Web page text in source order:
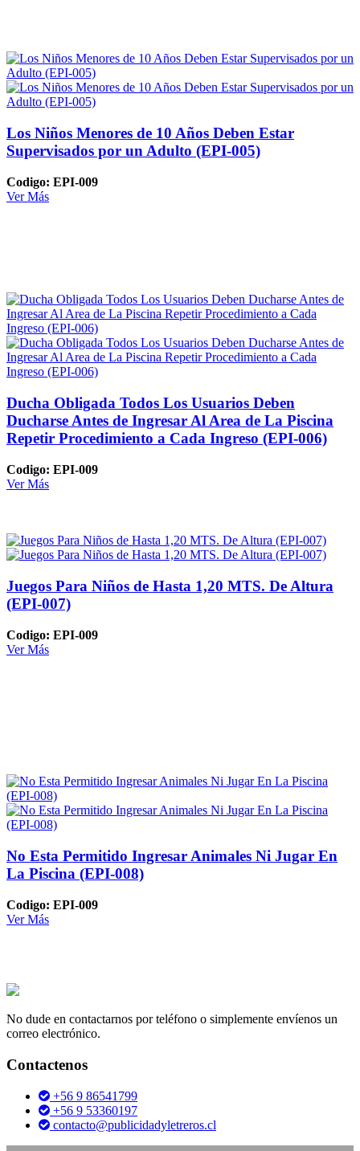
Los Niños Menores de 10 Años Deben Estar
Supervisados por un Adulto (EPI-005)
Codigo: EPI-009
Ver Más
Ducha Obligada Todos Los Usuarios Deben
Ducharse Antes de Ingresar Al Area de La Piscina
Repetir Procedimiento a Cada Ingreso (EPI-006)
Codigo: EPI-009
Ver Más
Juegos Para Niños de Hasta 1,20 MTS. De Altura
(EPI-007)
Codigo: EPI-009
Ver Más
No Esta Permitido Ingresar Animales Ni Jugar En
La Piscina (EPI-008)
Codigo: EPI-009
Ver Más
No dude en contactarnos por teléfono o simplemente envíenos un
correo electrónico.
Contactenos
+56 9 86541799
+56 9 53360197
contacto@publicidadyletreros.cl